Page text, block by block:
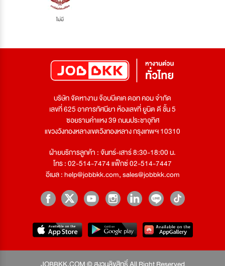
ไม่มี
บริษัท จัดหางาน จ๊อบบีเคเค ดอท คอม จำกัด
เลขที่ 625 อาคารทัศนียา ห้องเลขที่ ยูนิต ดี ชั้น 5
ซอยรามคำแหง 39 ถนนประชาอุทิศ
แขวงวังทองหลางเขตวังทองหลาง กรุงเทพฯ 10310
ฝ่ายบริการลูกค้า : จันทร์-เสาร์ 8:30-18:00 น.
โทร : 02-514-7474 แฟ็กซ์ 02-514-7447
อีเมล :help@jobbkk.com,sales@jobbkk.com